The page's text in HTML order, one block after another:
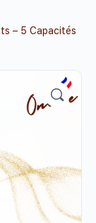
– 5 Capacités